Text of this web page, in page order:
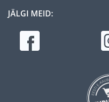
JÄLGI MEID: